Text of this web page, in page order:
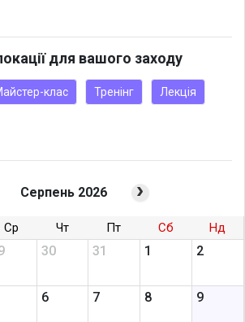
для вашого заходу
клас Тренінг Лекція
Серпень 2026
Ср Чт Пт Сб Нд
30 31 1 2
6 7 8 9